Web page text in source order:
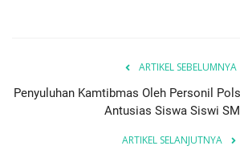
ARTIKEL SEBELUMNYA
Penyuluhan Kamtibmas Oleh Personil
Antusias Siswa Siswi
ARTIKEL SELANJUTNYA